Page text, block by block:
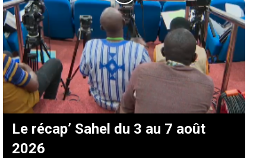
Le récap’ Sahel du 3 au 7 août
2026